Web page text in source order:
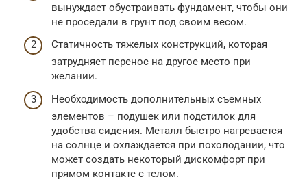
вынуждает обустраивать фундамент, чтобы они
не проседали в грунт под своим весом.
Статичность тяжелых конструкций, которая
затрудняет перенос на другое место при
желании.
Необходимость дополнительных съемных
элементов – подушек или подстилок для
удобства сидения. Металл быстро нагревается
на солнце и охлаждается при похолодании, что
может создать некоторый дискомфорт при
прямом контакте с телом.